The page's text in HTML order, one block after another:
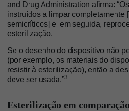
and Drug Administration afirma:
instruídos a limpar completamente
semicríticos] e, em seguida,
esterilização.
Se o desenho do dispositivo não
(por exemplo, os materiais do
resistir à esterilização), então a
deve ser usada.”3
Esterilização em